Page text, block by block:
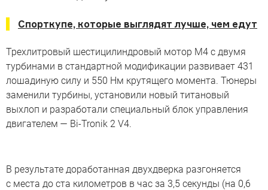
Спорткупе, которые выглядят лучше, чем едут
Трехлитровый шестицилиндровый мотор M4 с двумя
турбинами в стандартной модификации развивает 431
лошадиную силу и 550 Нм крутящего момента. Тюнеры
заменили турбины, установили новый титановый
выхлоп и разработали специальный блок управления
двигателем — Bi-Tronik 2 V4.
В результате доработанная двухдверка разгоняется
с места до ста километров в час за 3,5 секунды (на 0,6